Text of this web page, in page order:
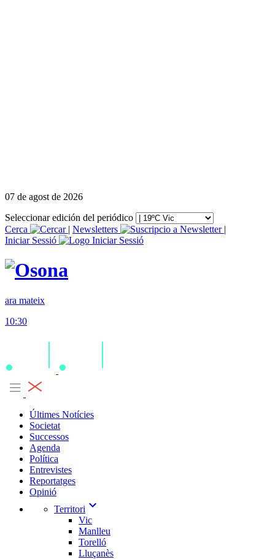
07 de agost de 2026
Seleccionar edición del periódico
Cerca
| Newsletters
|
Iniciar Sessió
ara mateix
10:30
Últimes Notícies
Societat
Successos
Agenda
Política
Entrevistes
Reportatges
Opinió
Territori expand_more
Vic
Manlleu
Torelló
Lluçanès